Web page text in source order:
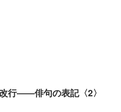
行――俳句の表記〈2〉